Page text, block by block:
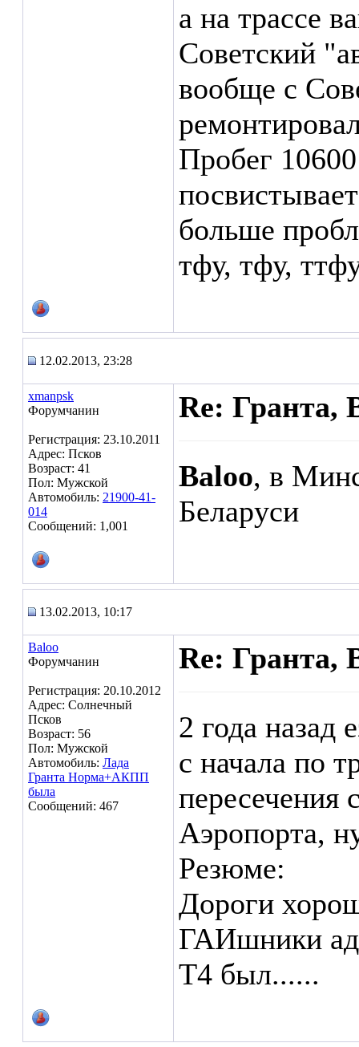
а на трассе
Советский
вообще с
Пробег
больше
тфу, тфу,
12.02.2013, 23:28
xmanpsk
Форумчанин
Регистрация: 23.10.2011
Адрес: Псков
Возраст: 41
Пол: Мужской
Автомобиль: 21900-41-
014
Сообщений: 1,001
Re: Гранта,
Baloo, в
Беларуси
13.02.2013, 10:17
Baloo
Форумчанин
Регистрация: 20.10.2012
Адрес: Солнечный
Псков
Возраст: 56
Пол: Мужской
Автомобиль: Лада
Гранта Норма+АКПП
была
Сообщений: 467
Re: Гранта,
2 года назад
с начала по
Аэропорта,
Резюме:
Дороги
ГАИшники
Т4 был......